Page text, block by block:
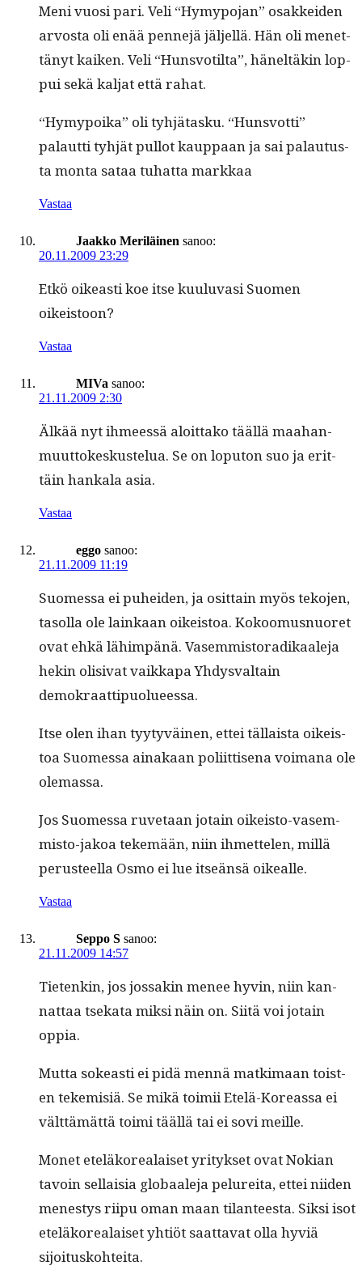
Meni vuosi pari. Veli “Hymy­po­jan” osakkei­den
arvos­ta oli enää pen­nejä jäl­jel­lä. Hän oli menet­
tänyt kaiken. Veli “Hunsvotil­ta”, häneltäkin lop­
pui sekä kal­jat että rahat.
“Hymy­poi­ka” oli tyhjä­tasku. “Hunsvot­ti”
palaut­ti tyhjät pul­lot kaup­paan ja sai palau­tus­
ta mon­ta sataa tuhat­ta markkaa
Vastaa
Jaakko Meriläinen sanoo:
20.11.2009 23:29
Etkö oikeasti koe itse kuu­lu­vasi Suomen
oikeistoon?
Vastaa
MIVa sanoo:
21.11.2009 2:30
Älkää nyt ihmeessä aloit­tako tääl­lä maa­han­
muut­tokeskustelua. Se on lop­u­ton suo ja erit­
täin han­kala asia.
Vastaa
eggo sanoo:
21.11.2009 11:19
Suomes­sa ei puhei­den, ja osit­tain myös teko­jen,
tasol­la ole lainkaan oikeis­toa. Kokoomus­nuoret
ovat ehkä lähim­pänä. Vasem­mis­toradikaale­ja
hekin oli­si­vat vaikka­pa Yhdys­val­tain
demokraattipuolueessa.
Itse olen ihan tyy­tyväi­nen, ettei täl­laista oikeis­
toa Suomes­sa ainakaan poli­it­tise­na voimana ole
olemassa.
Jos Suomes­sa ruve­taan jotain oikeis­to-vasem­
mis­to-jakoa tekemään, niin ihmette­len, mil­lä
perus­teel­la Osmo ei lue itseän­sä oikealle.
Vastaa
Seppo S sanoo:
21.11.2009 14:57
Tietenkin, jos jos­sakin menee hyvin, niin kan­
nat­taa tseka­ta mik­si näin on. Siitä voi jotain
oppia.
Mut­ta sokeasti ei pidä men­nä matki­maan tois­t­
en tekemisiä. Se mikä toimii Etelä-Kore­as­sa ei
vält­tämät­tä toi­mi tääl­lä tai ei sovi meille.
Mon­et eteläko­re­alaiset yri­tyk­set ovat Nokian
tavoin sel­l­aisia globaale­ja pelure­i­ta, ettei niiden
men­estys riipu oman maan tilanteesta. Sik­si isot
eteläko­re­alaiset yhtiöt saat­ta­vat olla hyviä
sijoituskohteita.